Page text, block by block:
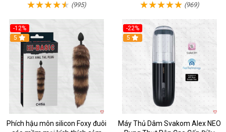
(995) (969)
-12%
Hot
5
Phích hậu môn silicon Foxy đuôi
-22%
5
Máy Thủ Dâm Svakom Alex NEO